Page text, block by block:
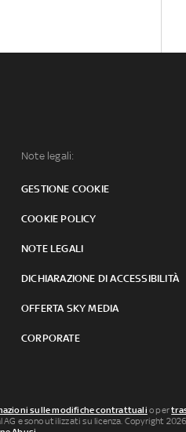
Note legali:
GESTIONE COOKIE
COOKIE POLICY
NOTE LEGALI
DICHIARAZIONE DI ACCESSIBILITÀ
OFFERTA SKY MEDIA
CORPORATE
sulle modifiche contrattuali o per
sono utilizzati su licenza. Copyright 2026